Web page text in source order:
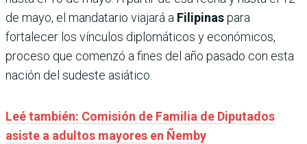
de mayo, el mandatario viajará a Filipinaspara
fortalecer los vínculos diplomáticos y económicos,
proceso que comenzó a fines del año pasado con esta
nación del sudeste asiático.
Leé también: Comisión de Familia de Diputados
asiste a adultos mayores en Ñemby